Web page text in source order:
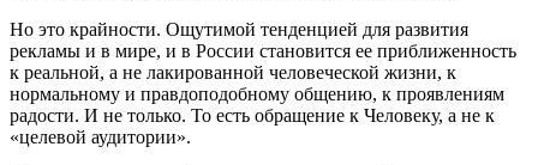
Но это крайности. Ощутимой тенденцией для развития
рекламы и в мире, и в России становится ее приближенность
к реальной, а не лакированной человеческой жизни, к
нормальному и правдоподобному общению, к проявлениям
радости. И не только. То есть обращение к Человеку, а не к
«целевой аудитории».